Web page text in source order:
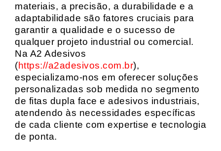
materiais, a precisão, a durabilidade e a
adaptabilidade são fatores cruciais para
garantir a qualidade e o sucesso de
qualquer projeto industrial ou comercial.
Na A2 Adesivos
(https://a2adesivos.com.br),
especializamo-nos em oferecer soluções
personalizadas sob medida no segmento
de fitas dupla face e adesivos industriais,
atendendo às necessidades específicas
de cada cliente com expertise e tecnologia
de ponta.